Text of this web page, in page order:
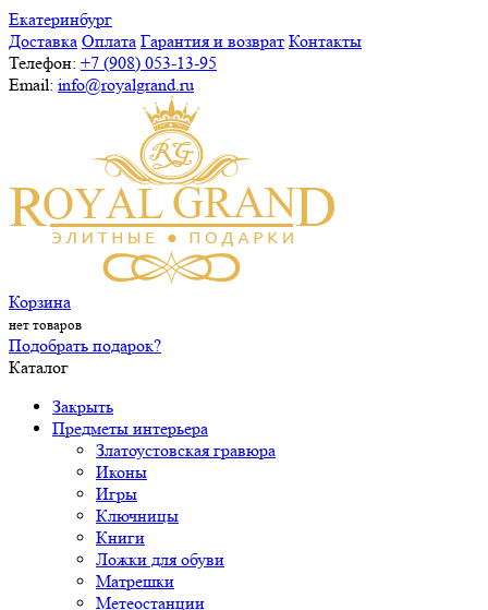
Екатеринбург
Доставка Оплата Гарантия и возврат Контакты
Телефон: +7 (908) 053-13-95
Email: info@royalgrand.ru
Корзина
нет товаров
Подобрать подарок?
Каталог
Закрыть
Предметы интерьера
Златоустовская гравюра
Иконы
Игры
Ключницы
Книги
Ложки для обуви
Матрешки
Метеостанции